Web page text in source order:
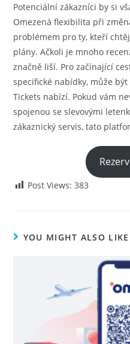
Potenciální zákazníci by si
Omezená flexibilita při
problémem pro ty, kteří
plány. Ačkoli je mnoho
značně liší. Pro začínající
specifické nabídky, může být
Tickets nabízí. Pokud vám
spojenou se slevovými
zákaznický servis, tato
Post Views: 383
YOU MIGHT ALSO LIKE